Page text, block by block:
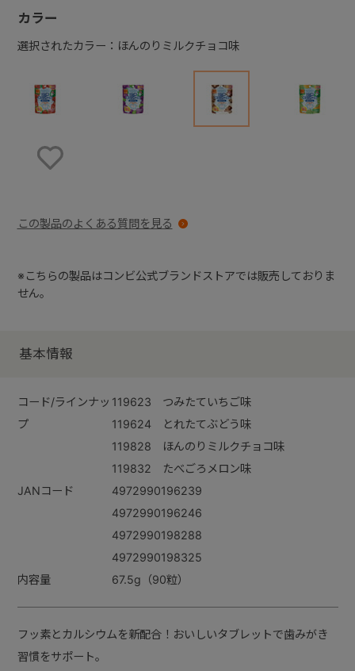
カラー
選択されたカラー：ほんのりミルクチョコ味
この製品のよくある質問を見る
※こちらの製品はコンビ公式ブランドストアでは販売しておりま
せん。
基本情報
コード/ラインナッ
プ
119623 つみたていちご味
119624 とれたてぶどう味
119828 ほんのりミルクチョコ味
119832 たべごろメロン味
JANコード
4972990196239
4972990196246
4972990198288
4972990198325
内容量
67.5g（90粒）
フッ素とカルシウムを新配合！おいしいタブレットで歯みがき
習慣をサポート。